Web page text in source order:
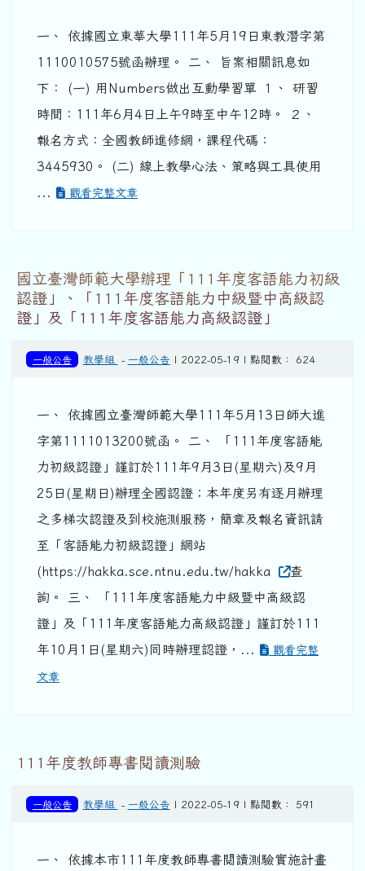
一、 依據國立東華大學111年5月19日東教潛字第
1110010575號函辦理。 二、 旨案相關訊息如
下： (一) 用Numbers做出互動學習單 １、 研習
時間：111年6月4日上午9時至中午12時。 ２、
報名方式：全國教師進修網，課程代碼：
3445930。 (二) 線上教學心法、策略與工具使用
觀看完整文章
國立臺灣師範大學辦理「111年度客語能力初級
認證」、「111年度客語能力中級暨中高級認
證」及「111年度客語能力高級認證」
一般公告 教學組 - 一般公告 | 2022-05-19 | 點閱數： 624
一、 依據國立臺灣師範大學111年5月13日師大進
字第1111013200號函。 二、 「111年度客語能
力初級認證」謹訂於111年9月3日(星期六)及9月
25日(星期日)辦理全國認證；本年度另有逐月辦理
之多梯次認證及到校施測服務，簡章及報名資訊請
至「客語能力初級認證」網站
(https://hakka.sce.ntnu.edu.tw/hakka
查
詢。 三、 「111年度客語能力中級暨中高級認
證」及「111年度客語能力高級認證」謹訂於111
年10月1日(星期六)同時辦理認證，...
觀看完整
文章
111年度教師專書閱讀測驗
一般公告 教學組 - 一般公告 | 2022-05-19 | 點閱數： 591
一、 依據本市111年度教師專書閱讀測驗實施計畫